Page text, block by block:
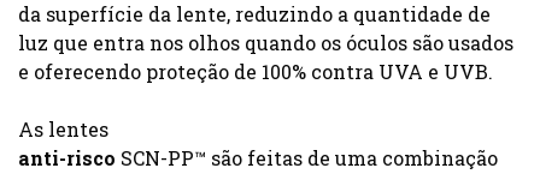
da superfície da lente, reduzindo a quantidade de
luz que entra nos olhos quando os óculos são usados
e oferecendo proteção de 100% contra UVA e UVB.
As lentes
anti-risco SCN-PP™ são feitas de uma combinação